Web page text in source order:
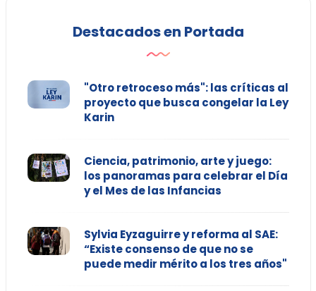
Destacados en Portada
"Otro retroceso más": las críticas al
proyecto que busca congelar la Ley
Karin
Ciencia, patrimonio, arte y juego:
los panoramas para celebrar el Día
y el Mes de las Infancias
Sylvia Eyzaguirre y reforma al SAE:
“Existe consenso de que no se
puede medir mérito a los tres años"